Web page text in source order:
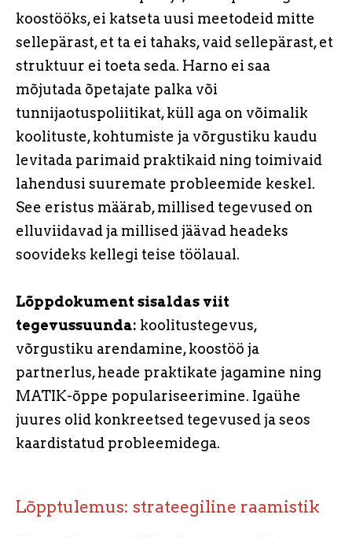
koostööks, ei katseta uusi meetodeid mitte
sellepärast, et ta ei tahaks, vaid sellepärast, et
struktuur ei toeta seda. Harno ei saa
mõjutada õpetajate palka või
tunnijaotuspoliitikat, küll aga on võimalik
koolituste, kohtumiste ja võrgustiku kaudu
levitada parimaid praktikaid ning toimivaid
lahendusi suuremate probleemide keskel.
See eristus määrab, millised tegevused on
elluviidavad ja millised jäävad headeks
soovideks kellegi teise töölaual.
Lõppdokument sisaldas viit
tegevussuunda: koolitustegevus,
võrgustiku arendamine, koostöö ja
partnerlus, heade praktikate jagamine ning
MATIK-õppe populariseerimine. Igaühe
juures olid konkreetsed tegevused ja seos
kaardistatud probleemidega.
Lõpptulemus: strateegiline raamistik